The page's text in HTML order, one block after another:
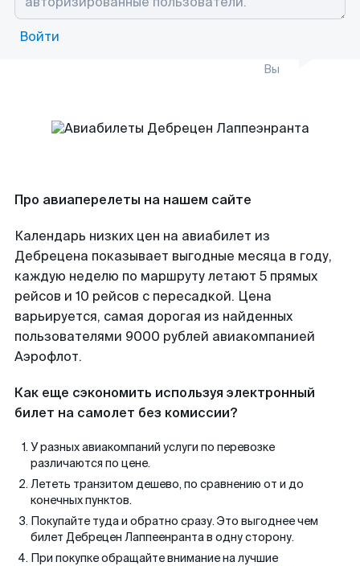
Войти
Вы
Про авиаперелеты на нашем сайте
Календарь низких цен на авиабилет из
Дебрецена показывает выгодные месяца в году,
каждую неделю по маршруту летают 5 прямых
рейсов и 10 рейсов с пересадкой. Цена
варьируется, самая дорогая из найденных
пользователями 9000 рублей авиакомпанией
Аэрофлот.
Как еще сэкономить используя электронный
билет на самолет без комиссии?
У разных авиакомпаний услуги по перевозке
различаются по цене.
Лететь транзитом дешево, по сравнению от и до
конечных пунктов.
Покупайте туда и обратно сразу. Это выгоднее чем
билет Дебрецен Лаппеенранта в одну сторону.
При покупке обращайте внимание на лучшие